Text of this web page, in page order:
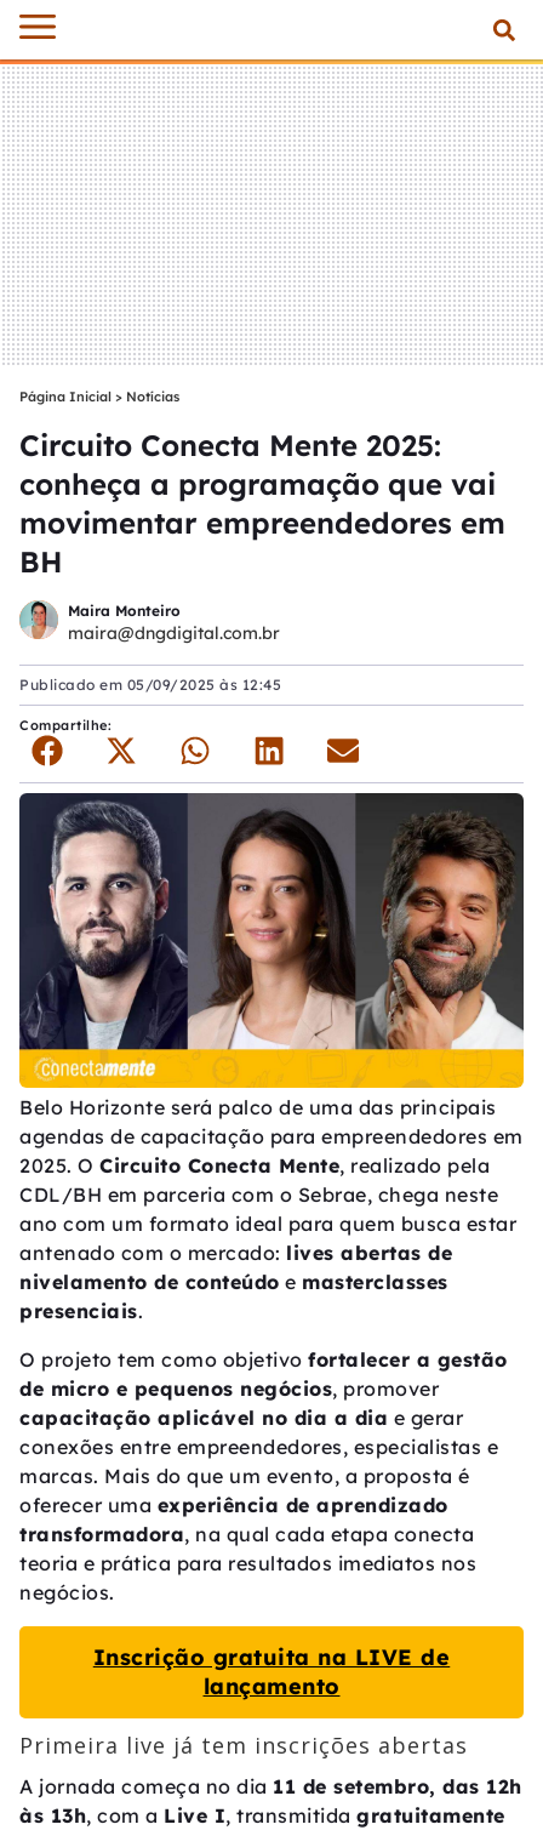
Página Inicial > Notícias
Circuito Conecta Mente 2025:
conheça a programação que vai
movimentar empreendedores em
BH
Maira Monteiro
maira@dngdigital.com.br
Publicado em 05/09/2025 às 12:45
Compartilhe:
Belo Horizonte será palco de uma das principais
agendas de capacitação para empreendedores em
2025. O Circuito Conecta Mente, realizado pela
CDL/BH em parceria com o Sebrae, chega neste
ano com um formato ideal para quem busca estar
antenado com o mercado: lives abertas de
nivelamento de conteúdo e masterclasses
presenciais.
O projeto tem como objetivo fortalecer a gestão
de micro e pequenos negócios, promover
capacitação aplicável no dia a dia e gerar
conexões entre empreendedores, especialistas e
marcas. Mais do que um evento, a proposta é
oferecer uma experiência de aprendizado
transformadora, na qual cada etapa conecta
teoria e prática para resultados imediatos nos
negócios.
Inscrição gratuita na LIVE de
lançamento
Primeira live já tem inscrições abertas
A jornada começa no dia 11 de setembro, das 12h
às 13h, com a Live I, transmitida gratuitamente